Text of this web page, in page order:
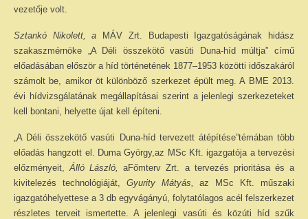
vezetője volt.
Sztankó Nikolett, a MÁV Zrt. Budapesti Igazgatóságának hidász
szakaszmérnöke „A Déli összekötő vasúti Duna-híd múltja” című
előadásában először a híd történetének 1877–1953 közötti időszakáról
számolt be, amikor öt különböző szerkezet épült meg. A BME 2013.
évi hídvizsgálatának megállapításai szerint a jelenlegi szerkezeteket
kell bontani, helyette újat kell építeni.
„A Déli összekötő vasúti Duna-híd tervezett átépítése”témában több
előadás hangzott el. Duma György,az MSc Kft. igazgatója a tervezési
előzményeit,Álló László, aFőmterv Zrt. a tervezés prioritása és a
kivitelezés technológiáját, Gyurity Mátyás,
az MSc Kft. műszaki
igazgatóhelyettese a 3 db egyvágányú, folytatólagos acél felszerkezet
részletes terveit ismertette. A jelenlegi vasúti és közúti híd szűk